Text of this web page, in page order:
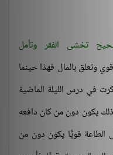
تخشى الفقر وتأمل
وتعلق بالمال فهذا حينما
في درس الليلة الماضية
ذلك يكون دون من كان دافعه
الطاعة قويًّا يكون دون من